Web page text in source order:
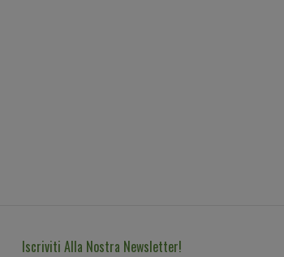
Iscriviti Alla Nostra Newsletter!